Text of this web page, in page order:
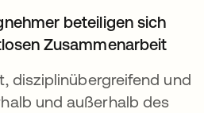
beteiligen sich
Zusammenarbeit
disziplinübergreifend und
und außerhalb des